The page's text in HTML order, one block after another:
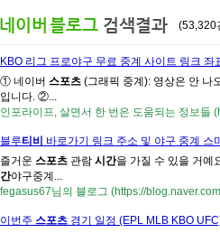
(53,320
KBO 리그 프로야구 무료 중계 사이트 링크 좌
① 네이버 스포츠 (그래픽 중계): 영상은 안 나
입니다. ②...
인포라이프, 살면서 한 번은 도움되는 정보들
블루티비
바로가기 링크 주소 및 야구 중계 스
즐거운 스포츠 관람 시간을 가질 수 있을 거예
간야구중계...
fegasus67님의 블로그 (https://
이번주 스포츠 경기 일정 (EPL MLB KBO